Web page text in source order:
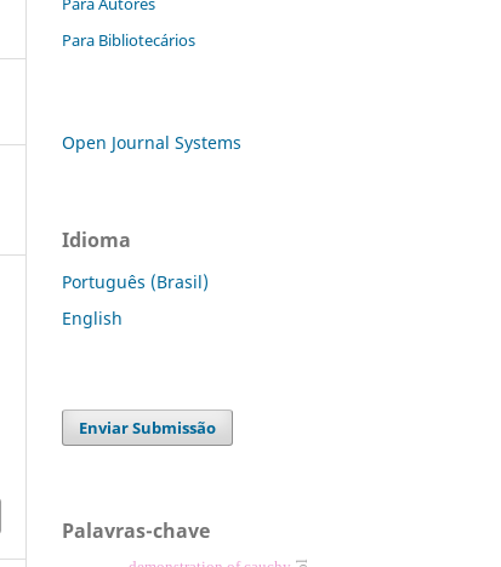
Para Bibliotecários
Open Journal Systems
Idioma
Português (Brasil)
English
Enviar Submissão
Palavras-chave